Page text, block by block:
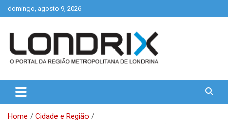
Skip
to
domingo, agosto 9, 2026
Londrix
Home
Cidade e Região